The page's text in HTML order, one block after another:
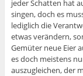
jeder Schatten hat
singen, doch es
lediglich die
etwas verändern,
Gemüter neue Eier
es doch meistens
auszugleichen, der